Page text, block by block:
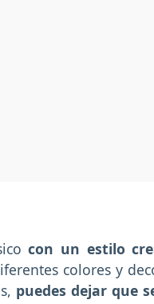
con un estilo
colores y
puedes dejar que